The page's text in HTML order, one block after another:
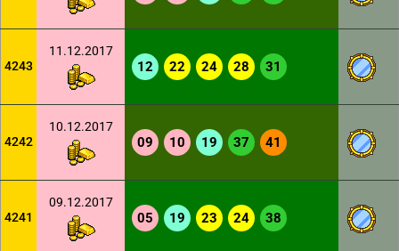
4243
11.12.2017
12 22 24 28 31
4242
10.12.2017
09 10 19 37 41
4241
09.12.2017
05 19 23 24 38